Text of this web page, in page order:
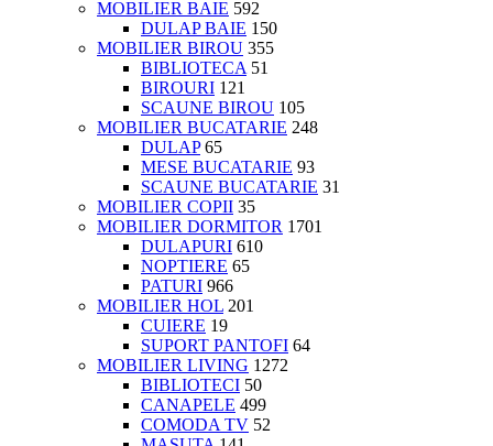
MOBILIER BAIE 592
DULAP BAIE 150
MOBILIER BIROU 355
BIBLIOTECA 51
BIROURI 121
SCAUNE BIROU 105
MOBILIER BUCATARIE 248
DULAP 65
MESE BUCATARIE 93
SCAUNE BUCATARIE 31
MOBILIER COPII 35
MOBILIER DORMITOR 1701
DULAPURI 610
NOPTIERE 65
PATURI 966
MOBILIER HOL 201
CUIERE 19
SUPORT PANTOFI 64
MOBILIER LIVING 1272
BIBLIOTECI 50
CANAPELE 499
COMODA TV 52